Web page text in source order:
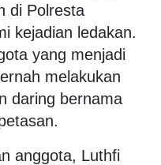
di Polresta
kejadian ledakan.
yang menjadi
melakukan
daring bernama
anggota, Luthfi